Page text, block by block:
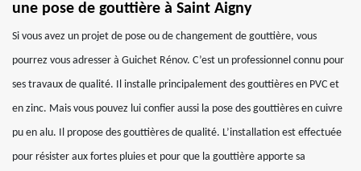
une pose de gouttière à Saint Aigny
Si vous avez un projet de pose ou de changement de gouttière, vous
pourrez vous adresser à Guichet Rénov. C’est un professionnel connu pour
ses travaux de qualité. Il installe principalement des gouttières en PVC et
en zinc. Mais vous pouvez lui confier aussi la pose des gouttières en cuivre
pu en alu. Il propose des gouttières de qualité. L’installation est effectuée
pour résister aux fortes pluies et pour que la gouttière apporte sa